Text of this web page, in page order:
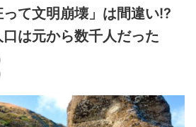
って文明崩壊」は間違い!?
は元から数千人だった